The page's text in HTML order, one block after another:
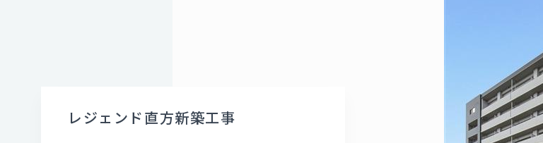
レジェンド直方新築工事